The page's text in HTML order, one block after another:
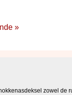
»
zowel